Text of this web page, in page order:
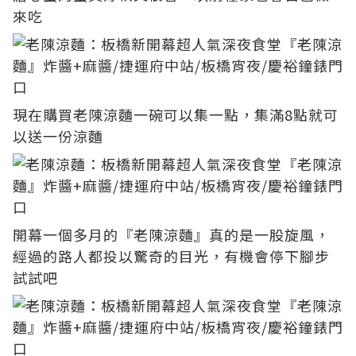
來吃
現在購買老陳涼麵一碗可以集一點，集滿8點就可
以送一份涼麵
開幕一個多月的『老陳涼麵』真的是一股旋風，
經過的路人都投以驚奇的目光，有機會停下腳步
試試吧